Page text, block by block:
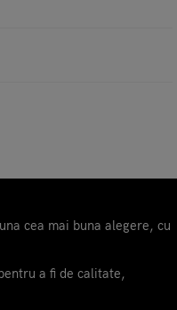
cea mai buna alegere, cu
a fi de calitate,